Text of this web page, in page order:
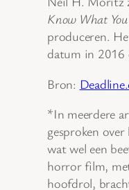
Know What
produceren.
datum in 2016
Bron:
*In meerdere
gesproken over
wat wel een
horror film,
hoofdrol,